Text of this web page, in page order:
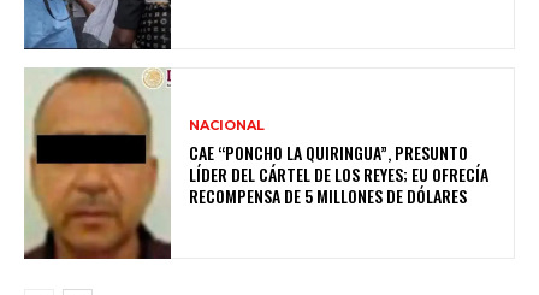
NACIONAL
CAE “PONCHO LA QUIRINGUA”, PRESUNTO
LÍDER DEL CÁRTEL DE LOS REYES; EU OFRECÍA
RECOMPENSA DE 5 MILLONES DE DÓLARES